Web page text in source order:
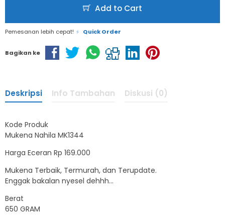
Add to Cart
Pemesanan lebih cepat! Quick Order
Bagikan ke
Deskripsi Info Tambahan Diskusi (0)
Kode Produk
Mukena Nahila MK1344
Harga Eceran Rp 169.000
Mukena Terbaik, Termurah, dan Terupdate.
Enggak bakalan nyesel dehhh…
Berat
650 GRAM